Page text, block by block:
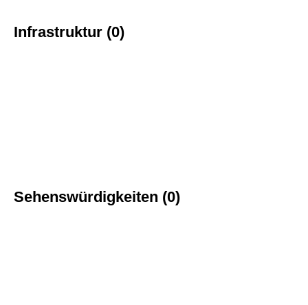
Infrastruktur (0)
Sehenswürdigkeiten (0)